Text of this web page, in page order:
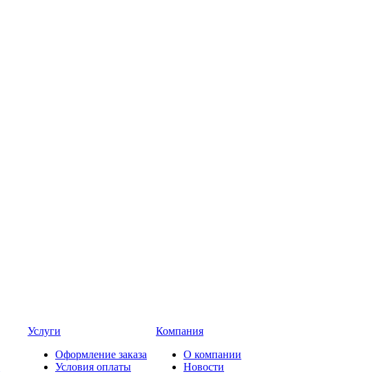
Услуги
Оформление заказа
Условия оплаты
Компания
О компании
Новости